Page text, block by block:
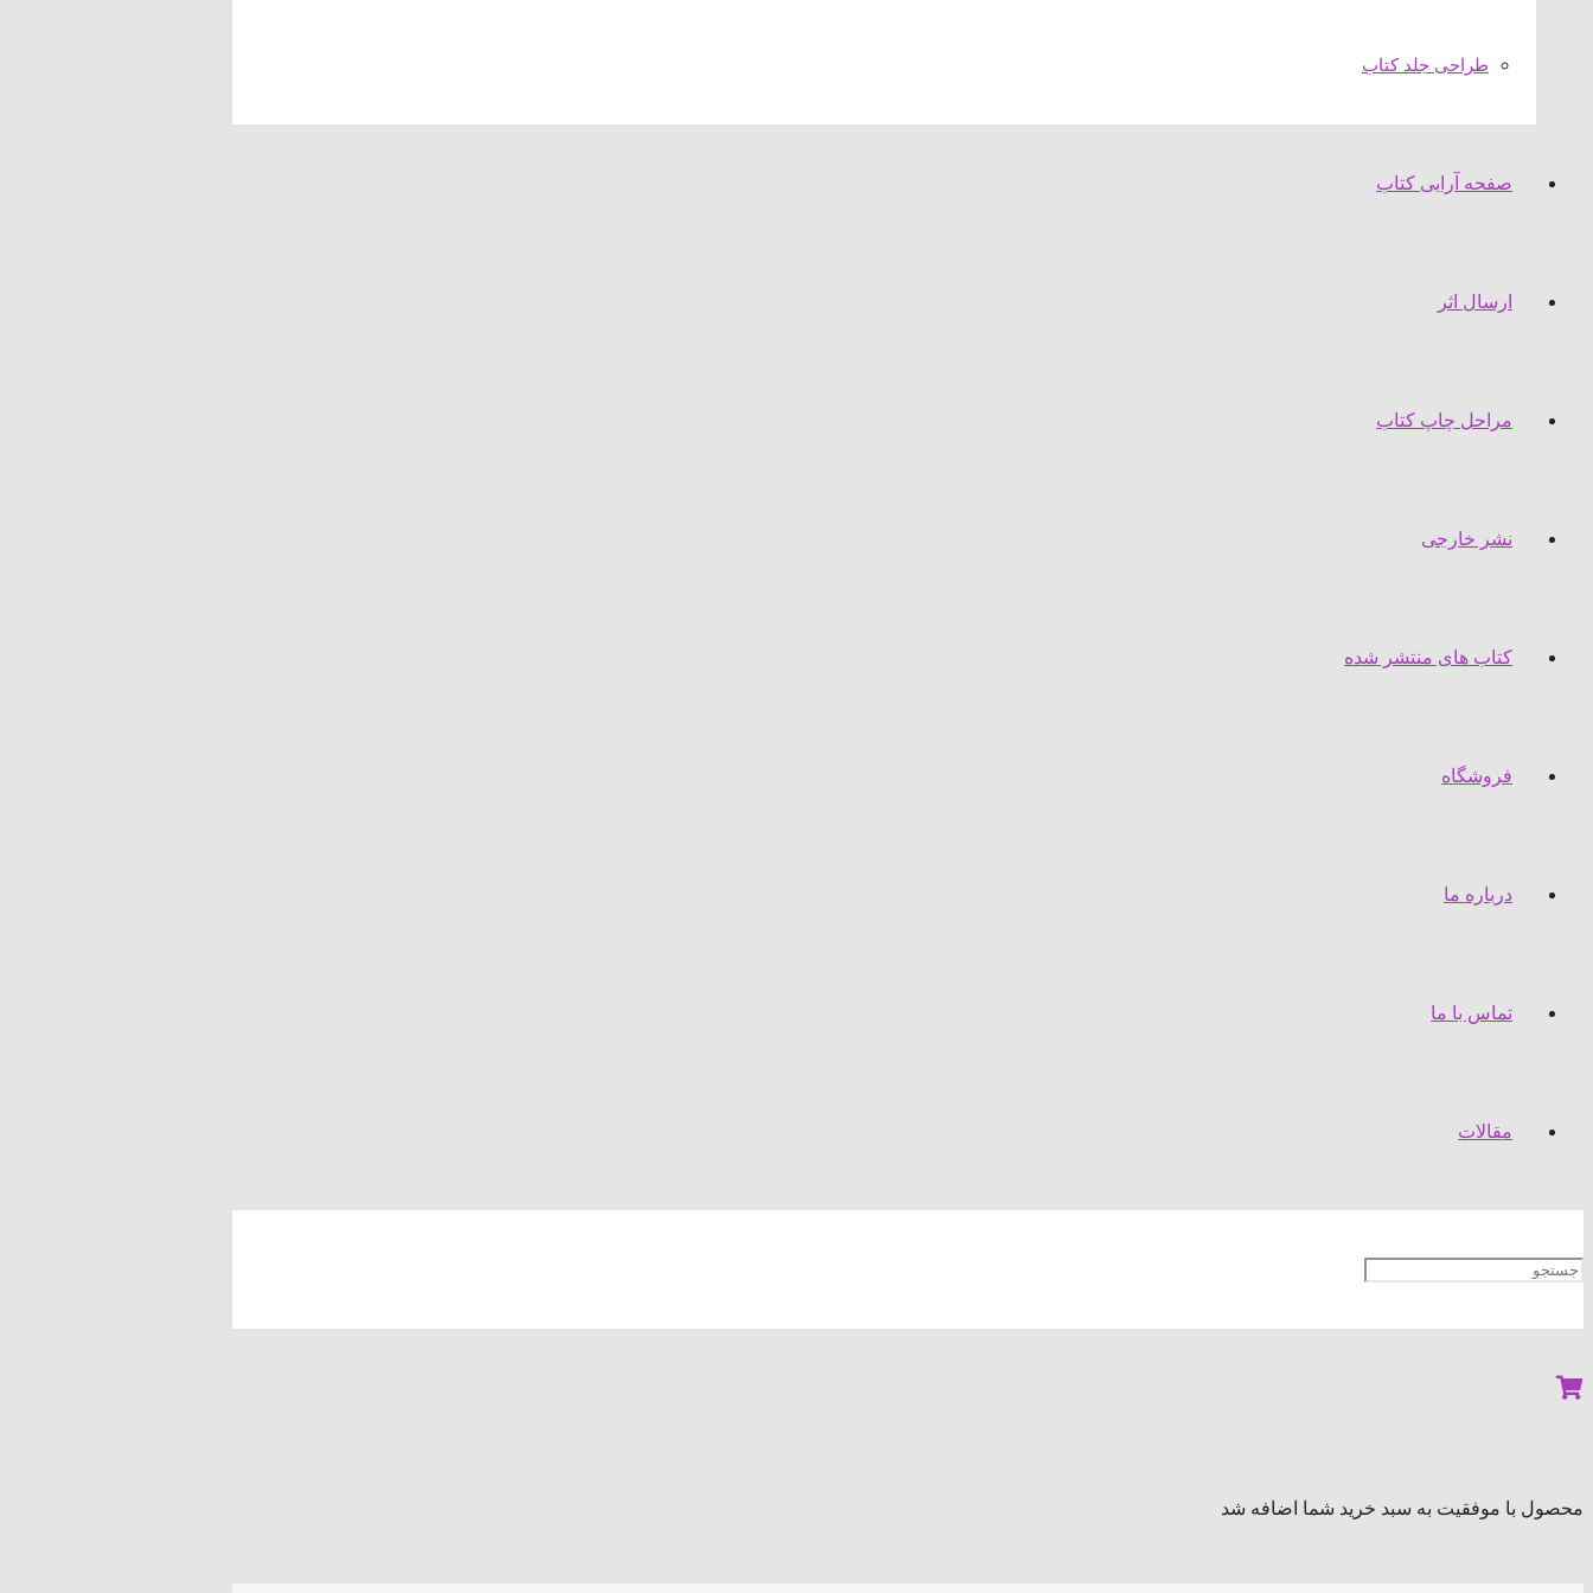
طراحی جلد کتاب
صفحه آرایی کتاب
ارسال اثر
مراحل چاپ کتاب
نشر خارجی
کتاب های منتشر شده
فروشگاه
درباره ما
تماس با ما
مقالات
محصول با موفقیت به سبد خرید شما اضافه شد